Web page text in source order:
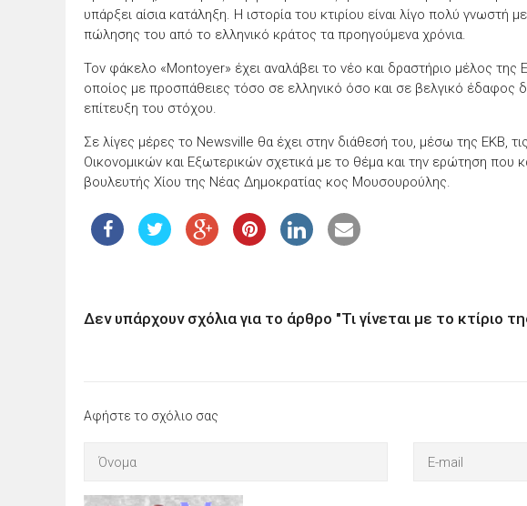
υπάρξει αίσια κατάληξη. Η ιστορία του κτιρίου είναι λίγο πολύ γνωστή
πώλησης του από το ελληνικό κράτος τα προηγούμενα χρόνια.
Τον φάκελο «Montoyer» έχει αναλάβει το νέο και δραστήριο μέλος της
οποίος με προσπάθειες τόσο σε ελληνικό όσο και σε βελγικό έδαφος
επίτευξη του στόχου.
Σε λίγες μέρες το Newsville θα έχει στην διάθεσή του, μέσω της ΕΚΒ,
Οικονομικών και Εξωτερικών σχετικά με το θέμα και την ερώτηση που
βουλευτής Χίου της Νέας Δημοκρατίας κος Μουσουρούλης.
Δεν υπάρχουν σχόλια για το άρθρο "Τι γίνεται με το κτίριο
Αφήστε το σχόλιο σας